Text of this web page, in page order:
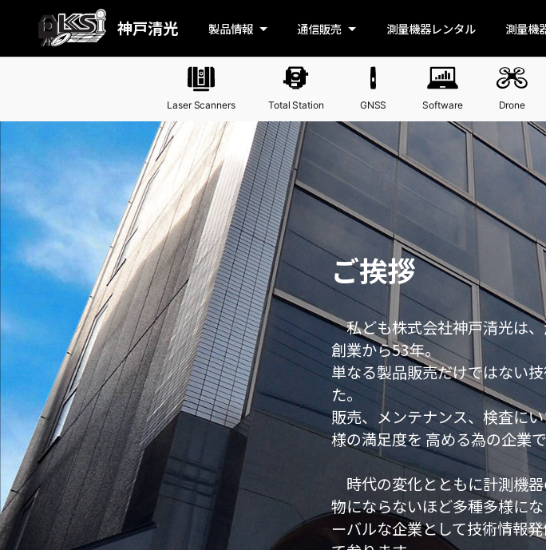
神戸清光 製品情報 通信販売 測量機器レンタル 測量機
Laser Scanners Total Station GNSS Software Drone
ご挨拶
私ども株式会社神戸清光は、
創業から53年。
単なる製品販売だけではない
た。
販売、メンテナンス、検査に
様の満足度を 高める為の企業
時代の変化とともに計測機
物にならないほど多種多様に
ーバルな企業として技術情報